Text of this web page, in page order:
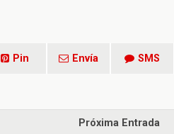
Pin Envía SMS
Próxima Entrada